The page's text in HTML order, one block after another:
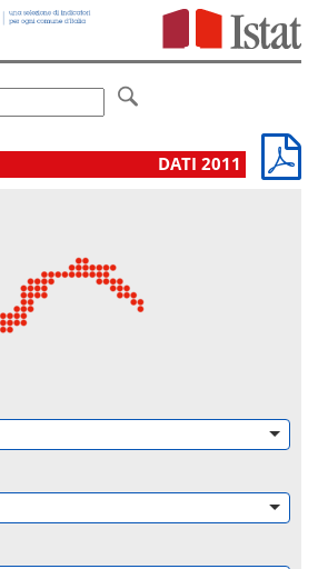
DATI 2011